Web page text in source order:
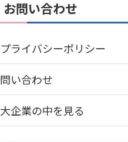
お問い合わせ
プライバシーポリシー
問い合わせ
大企業の中を見る